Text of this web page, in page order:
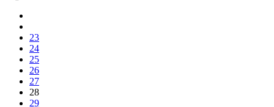
23
24
25
26
27
28
29